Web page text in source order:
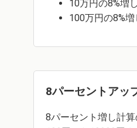
10万円の8%増
100万円の8%
8パーセントアッ
8パーセント増し計